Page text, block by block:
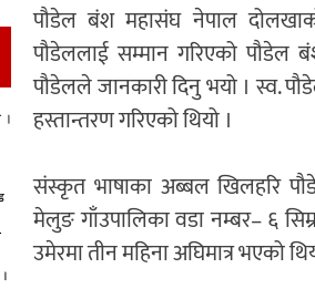
पौडेल बंश महासंघ नेपाल
पौडेललाई सम्मान गरिएको पौडेल
पौडेलले जानकारी दिनु भयो । स्व.
हस्तान्तरण गरिएको थियो ।
संस्कृत भाषाका अब्बल खिलहरि
मेलुङ गाँउपालिका वडा नम्बर– ६
उमेरमा तीन महिना अघिमात्र भएको